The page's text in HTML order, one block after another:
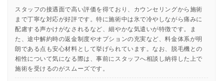
スタッフの接遇面で高い評価を得ており、カウンセリングから施術
まで丁寧な対応が好評です。特に施術中は氷で冷やしながら痛みに
配慮する声かけがなされるなど、細やかな気遣いが特徴です。ま
た、途中解約時の返金制度やオプションの充実など、料金体系が明
朗である点も安心材料として挙げられています。なお、脱毛機との
相性について気になる際は、事前にスタッフへ相談し納得した上で
施術を受けるのがスムーズです。